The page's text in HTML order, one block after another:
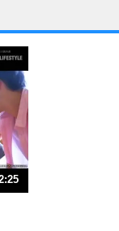
い。
、行動しないから。